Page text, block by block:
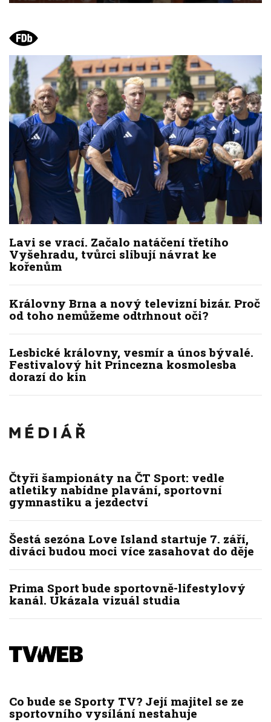
Lavi se vrací. Začalo natáčení třetího
Vyšehradu, tvůrci slibují návrat ke
kořenům
Královny Brna a nový televizní bizár. Proč
od toho nemůžeme odtrhnout oči?
Lesbické královny, vesmír a únos bývalé.
Festivalový hit Princezna kosmolesba
dorazí do kin
Čtyři šampionáty na ČT Sport: vedle
atletiky nabídne plavání, sportovní
gymnastiku a jezdectví
Šestá sezóna Love Island startuje 7. září,
diváci budou moci více zasahovat do děje
Prima Sport bude sportovně-lifestylový
kanál. Ukázala vizuál studia
Co bude se Sporty TV? Její majitel se ze
sportovního vysílání nestahuje